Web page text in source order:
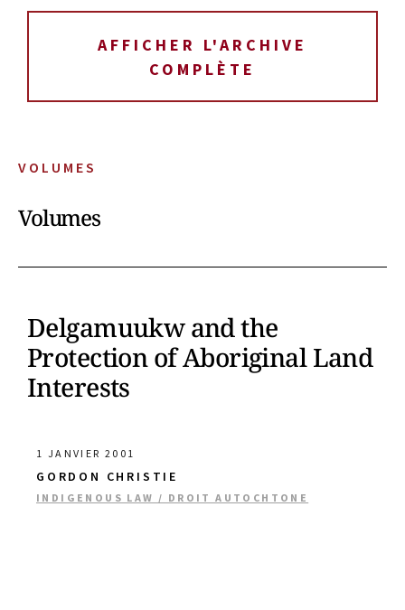
VOLUMES
Volumes
Delgamuukw and the
Protection of Aboriginal Land
Interests
1 JANVIER 2001
GORDON CHRISTIE
INDIGENOUS LAW / DROIT AUTOCHTONE
AFFICHER L'ARCHIVE
COMPLÈTE